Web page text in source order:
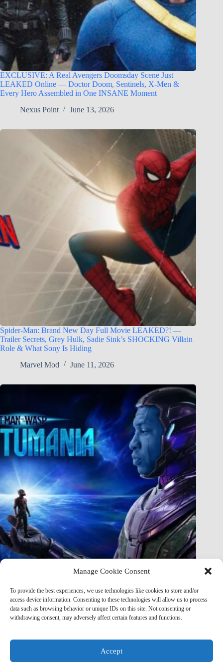
Manage Cookie Consent
To provide the best experiences, we use technologies like cookies to store and/or
access device information. Consenting to these technologies will allow us to process
data such as browsing behavior or unique IDs on this site. Not consenting or
withdrawing consent, may adversely affect certain features and functions.
Accept
EXCLUSIVE: A Real Avengers Doomsday Scene Just
LEAKED Online — Doctor Doom, Sentinels, X-Men &
Every Hero Assembled in One INSANE Moment
Nexus Point
June 13, 2026
Spider-Man: Brand New Day Full Movie LEAKED?! —
Trailer Secrets, Grey Hulk, Sadie Sink’s SHOCKING Villain
Role & What Sony Is Hiding
Marvel Mod
June 11, 2026
for Kang in Quantumania That Were Never Released
Marvel Mod
May 21, 2026